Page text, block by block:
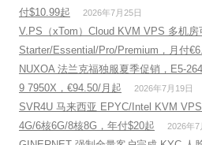
付$10.99起
2026年7月25日
V.PS（xTom）Cloud KVM VPS 多机房
Starter/Essential/Pro/Premium，月付
NUXOA 法兰克福独服夏季促销，E5-
9 7950X，€94.50/月起
2026年7月19日
SVR4U 马来西亚 EPYC/Intel KVM
4G/6核6G/8核8G，年付$20起
2026年7